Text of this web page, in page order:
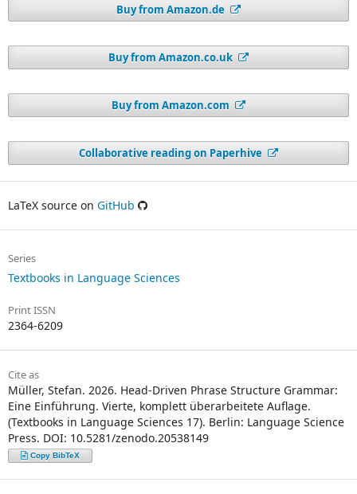
Buy from Amazon.de
Buy from Amazon.co.uk
Buy from Amazon.com
Collaborative reading on Paperhive
LaTeX source on GitHub
Series
Textbooks in Language Sciences
Print ISSN
2364-6209
Cite as
Müller, Stefan. 2026. Head-Driven Phrase Structure Grammar:
Eine Einführung. Vierte, komplett überarbeitete Auflage.
(Textbooks in Language Sciences 17). Berlin: Language Science
Press. DOI: 10.5281/zenodo.20538149
Copy BibTeX